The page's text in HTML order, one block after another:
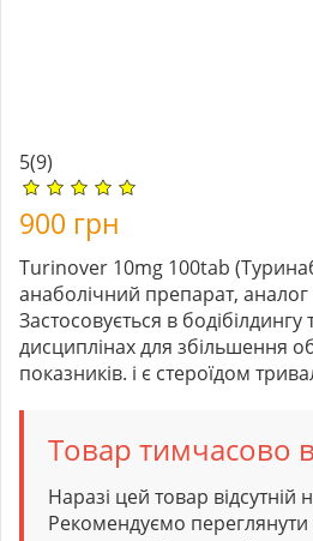
5(9)
900 грн
Turinover 10mg 100tab
анаболічний препарат, аналог
Застосовується в
дисциплінах для збільшення
показників. і є стероїдом
Товар тимчасово
Наразі цей товар відсутній
Рекомендуємо переглянути